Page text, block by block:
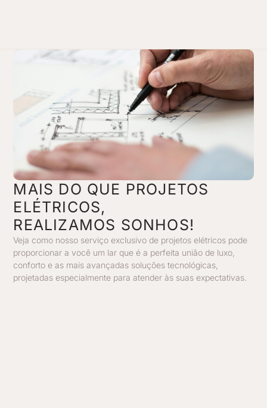
MAIS DO QUE PROJETOS
ELÉTRICOS,
REALIZAMOS SONHOS!
Veja como nosso serviço exclusivo de projetos elétricos pode
proporcionar a você um lar que é a perfeita união de luxo,
conforto e as mais avançadas soluções tecnológicas,
projetadas especialmente para atender às suas expectativas.